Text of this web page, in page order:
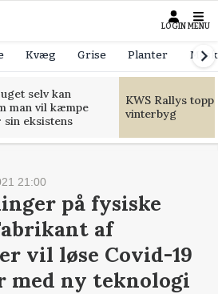
LOGIN MENU
Kvæg Grise Planter
selv kan
man vil kæmpe
eksistens
KWS Rallys
vinterbyg
21:00
på fysiske
af
vil løse Covid-19
med ny teknologi